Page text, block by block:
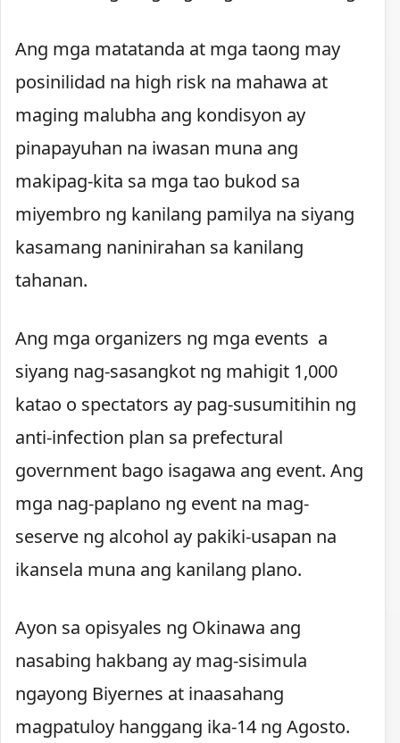
Ang mga matatanda at mga taong may
posinilidad na high risk na mahawa at
maging malubha ang kondisyon ay
pinapayuhan na iwasan muna ang
makipag-kita sa mga tao bukod sa
miyembro ng kanilang pamilya na siyang
kasamang naninirahan sa kanilang
tahanan.
Ang mga organizers ng mga events a
siyang nag-sasangkot ng mahigit 1,000
katao o spectators ay pag-susumitihin ng
anti-infection plan sa prefectural
government bago isagawa ang event. Ang
mga nag-paplano ng event na mag-
seserve ng alcohol ay pakiki-usapan na
ikansela muna ang kanilang plano.
Ayon sa opisyales ng Okinawa ang
nasabing hakbang ay mag-sisimula
ngayong Biyernes at inaasahang
magpatuloy hanggang ika-14 ng Agosto.